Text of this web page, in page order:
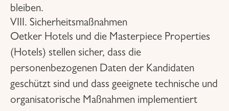
bleiben.
VIII. Sicherheitsmaßnahmen
Oetker Hotels und die Masterpiece Properties
(Hotels) stellen sicher, dass die
personenbezogenen Daten der Kandidaten
geschützt sind und dass geeignete technische und
organisatorische Maßnahmen implementiert